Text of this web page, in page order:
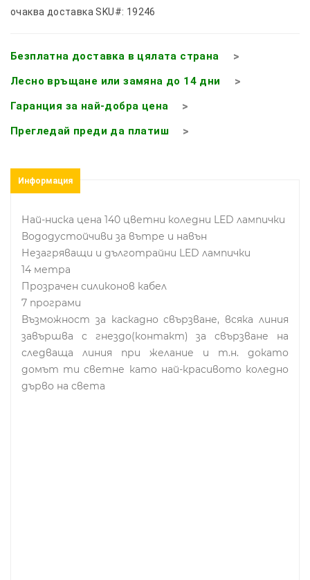
очаква доставка SKU#: 19246
Безплатна доставка в цялата страна
Лесно връщане или замяна до 14 дни
Гаранция за най-добра цена
Прегледай преди да платиш
Информация
Най-ниска цена 140 цветни коледни LED лампички
Вододустойчиви за вътре и навън
Незагряващи и дълготрайни LED лампички
14 метра
Прозрачен силиконов кабел
7 програми
Възможност за каскадно свързване, всяка линия
завършва с гнездо(контакт) за свързване на
следваща линия при желание и т.н. докато
домът ти светне като най-красивото коледно
дърво на света